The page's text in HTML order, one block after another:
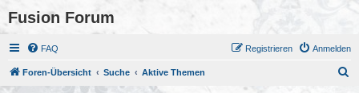
Fusion Forum
FAQ Anmelden
Registrieren
Foren-Übersicht Suche Aktive Themen